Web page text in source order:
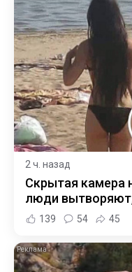
2 ч. назад
Скрытая камера
люди вытворяют,
139 54 45